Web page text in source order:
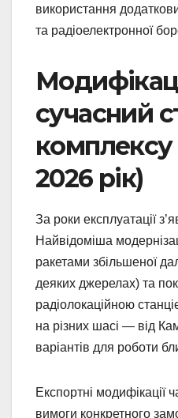
використання
та радіоелектронної
сучасний
2026 рік)
За роки експлуатації
Найвідоміша
ракетами збільшеної
деяких джерелах) та
радіолокаційною
на різних шасі — від
варіантів для роботи
Експортні модифікації
вимоги конкретного